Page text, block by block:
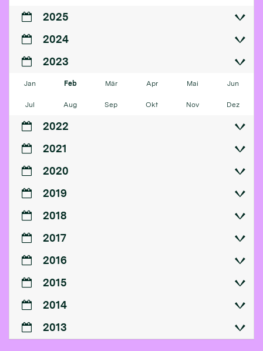
2025
2024
2023
Jan Feb Mär Apr Mai Jun
Jul Aug Sep Okt Nov Dez
2022
2021
2020
2019
2018
2017
2016
2015
2014
2013